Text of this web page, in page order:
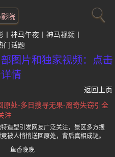
院
神马午夜
神马视频
门话题
图片和独家视频：点击
情
返回上页
处-多日搜寻无果-离奇失窃引全
注
造型引发网友广泛关注，景区多方搜
被人悄悄送回原处，背后真相成谜。
鱼香晚晚